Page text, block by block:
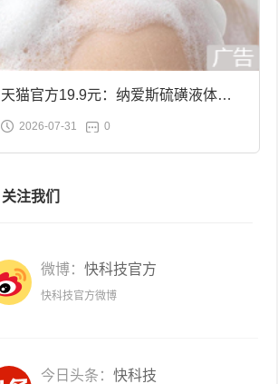
天猫官方19.9元：纳爱斯硫磺液体香
皂2斤大促
2026-07-31 0
关注我们
微博： 快科技官方
快科技官方微博
今日头条： 快科技